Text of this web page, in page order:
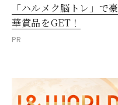
「ハルメク脳トレ」で豪
華賞品をGET！
PR